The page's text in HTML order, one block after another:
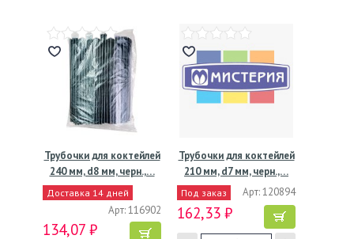
Трубочки для коктейлей
240 мм, d8 мм, черн.,…
Доставка 14 дней
Арт: 116902
134,07 ₽
Трубочки для коктейлей
210 мм, d7 мм, черн.,…
Под заказ Арт: 120894
162,33 ₽